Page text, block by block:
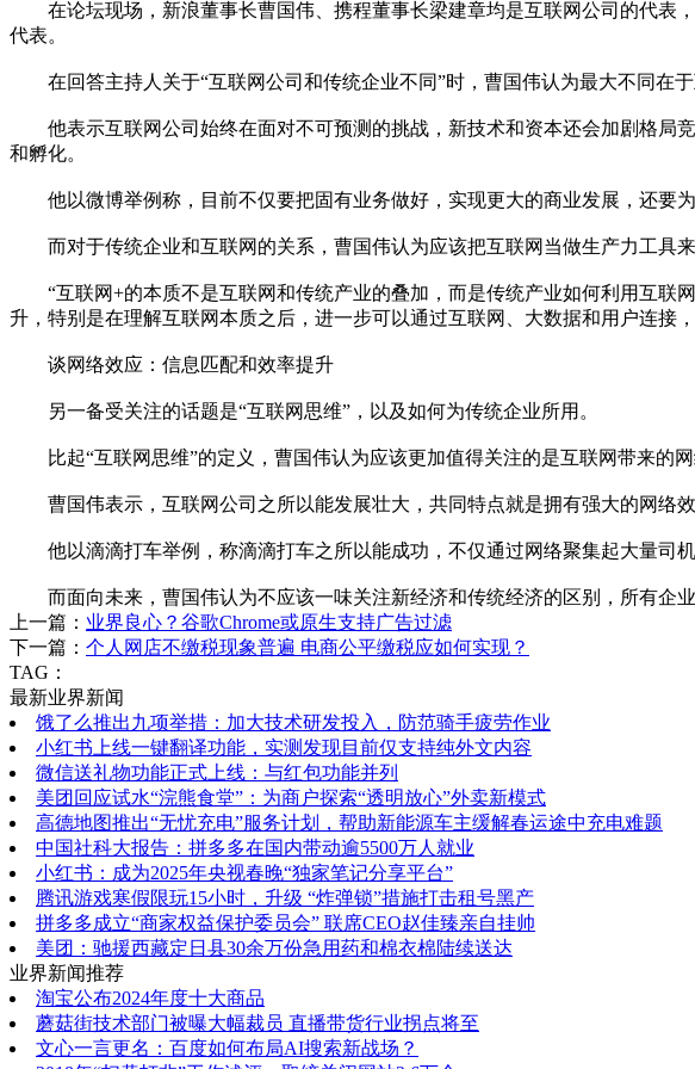
在论坛现场，新浪董事长曹国伟、携程董事长梁建章均是互联网公司的代表
代表。
在回答主持人关于“互联网公司和传统企业不同”时，曹国伟认为最大不同在于
他表示互联网公司始终在面对不可预测的挑战，新技术和资本还会加剧格局
和孵化。
他以微博举例称，目前不仅要把固有业务做好，实现更大的商业发展，还要
而对于传统企业和互联网的关系，曹国伟认为应该把互联网当做生产力工具来
“互联网+的本质不是互联网和传统产业的叠加，而是传统产业如何利用互联
升，特别是在理解互联网本质之后，进一步可以通过互联网、大数据和用户连接
谈网络效应：信息匹配和效率提升
另一备受关注的话题是“互联网思维”，以及如何为传统企业所用。
比起“互联网思维”的定义，曹国伟认为应该更加值得关注的是互联网带来的网
曹国伟表示，互联网公司之所以能发展壮大，共同特点就是拥有强大的网络
他以滴滴打车举例，称滴滴打车之所以能成功，不仅通过网络聚集起大量司
而面向未来，曹国伟认为不应该一味关注新经济和传统经济的区别，所有企
上一篇： 业界良心？谷歌Chrome或原生支持广告过滤
下一篇： 个人网店不缴税现象普遍 电商公平缴税应如何实现？
TAG：
最新业界新闻
饿了么推出九项举措：加大技术研发投入，防范骑手疲劳作业
小红书上线一键翻译功能，实测发现目前仅支持纯外文内容
微信送礼物功能正式上线：与红包功能并列
美团回应试水“浣熊食堂”：为商户探索“透明放心”外卖新模式
高德地图推出“无忧充电”服务计划，帮助新能源车主缓解春运途中充电难题
中国社科大报告：拼多多在国内带动逾5500万人就业
小红书：成为2025年央视春晚“独家笔记分享平台”
腾讯游戏寒假限玩15小时，升级 “炸弹锁”措施打击租号黑产
拼多多成立“商家权益保护委员会” 联席CEO赵佳臻亲自挂帅
美团：驰援西藏定日县30余万份急用药和棉衣棉陆续送达
业界新闻推荐
淘宝公布2024年度十大商品
蘑菇街技术部门被曝大幅裁员 直播带货行业拐点将至
文心一言更名：百度如何布局AI搜索新战场？